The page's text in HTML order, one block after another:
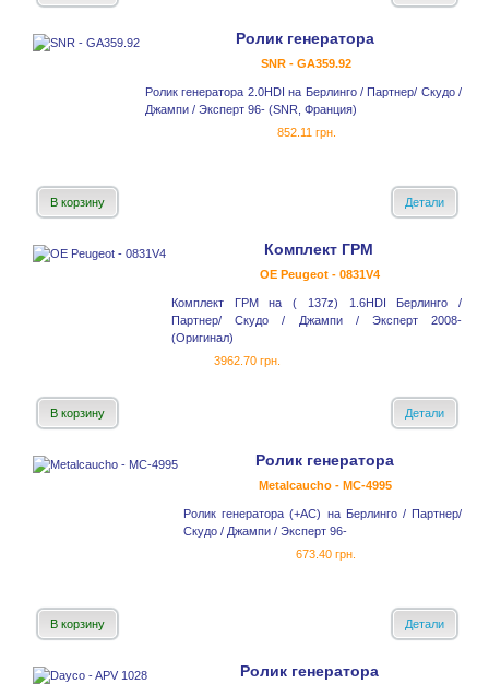
Ролик генератора
SNR - GA359.92
Ролик генератора 2.0HDI на Берлинго / Партнер/ Скудо /
Джампи / Эксперт 96- (SNR, Франция)
852.11 грн.
В корзину Детали
Комплект ГРМ
OE Peugeot - 0831V4
Комплект ГРМ на ( 137z) 1.6HDI Берлинго /
Партнер/ Скудо / Джампи / Эксперт 2008-
(Оригинал)
3962.70 грн.
В корзину Детали
Ролик генератора
Metalcaucho - MC-4995
Ролик генератора (+AC) на Берлинго / Партнер/
Скудо / Джампи / Эксперт 96-
673.40 грн.
В корзину Детали
Ролик генератора